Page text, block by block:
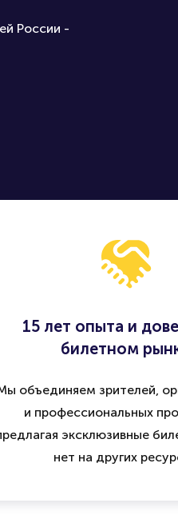
России -
15 лет опыта и
билетном
объединяем зрителей,
и профессиональных
эксклюзивные
нет на других